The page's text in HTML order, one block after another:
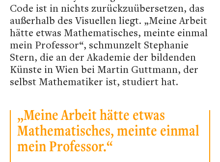
Code ist in nichts zurückzuübersetzen, das
außerhalb des Visuellen liegt. „Meine Arbeit
hätte etwas Mathematisches, meinte einmal
mein Professor“, schmunzelt Stephanie
Stern, die an der Akademie der bildenden
Künste in Wien bei Martin Guttmann, der
selbst Mathematiker ist, studiert hat.
„Meine Arbeit hätte etwas
Mathematisches, meinte einmal
mein Professor.“